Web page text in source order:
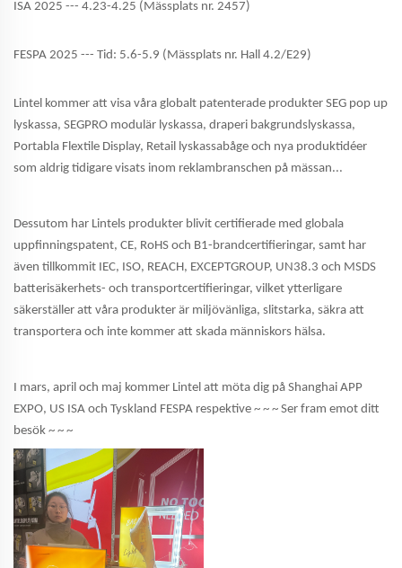
ISA 2025 --- 4.23-4.25 (Mässplats nr. 2457)
FESPA 2025 --- Tid: 5.6-5.9 (Mässplats nr. Hall 4.2/E29)
Lintel kommer att visa våra globalt patenterade produkter SEG pop up
lyskassa, SEGPRO modulär lyskassa, draperi bakgrundslyskassa,
Portabla Flextile Display, Retail lyskassabåge och nya produktidéer
som aldrig tidigare visats inom reklambranschen på mässan...
Dessutom har Lintels produkter blivit certifierade med globala
uppfinningspatent, CE, RoHS och B1-brandcertifieringar, samt har
även tillkommit IEC, ISO, REACH, EXCEPTGROUP, UN38.3 och MSDS
batterisäkerhets- och transportcertifieringar, vilket ytterligare
säkerställer att våra produkter är miljövänliga, slitstarka, säkra att
transportera och inte kommer att skada människors hälsa.
I mars, april och maj kommer Lintel att möta dig på Shanghai APP
EXPO, US ISA och Tyskland FESPA respektive ~ ~ ~ Ser fram emot ditt
besök ~ ~ ~